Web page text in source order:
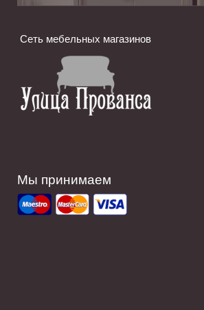
Сеть мебельных магазинов
Мы принимаем